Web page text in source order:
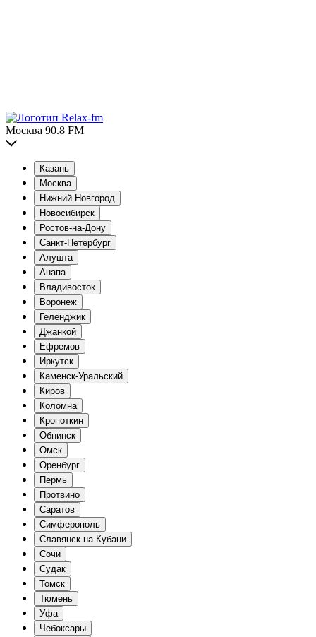
Москва 90.8 FM
Казань
Москва
Нижний Новгород
Новосибирск
Ростов-на-Дону
Санкт-Петербург
Алушта
Анапа
Владивосток
Воронеж
Геленджик
Джанкой
Ефремов
Иркутск
Каменск-Уральский
Киров
Коломна
Кропоткин
Обнинск
Омск
Оренбург
Пермь
Протвино
Саратов
Симферополь
Славянск-на-Кубани
Сочи
Судак
Томск
Тюмень
Уфа
Чебоксары